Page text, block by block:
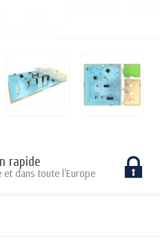
rapide
et dans toute l'Europe